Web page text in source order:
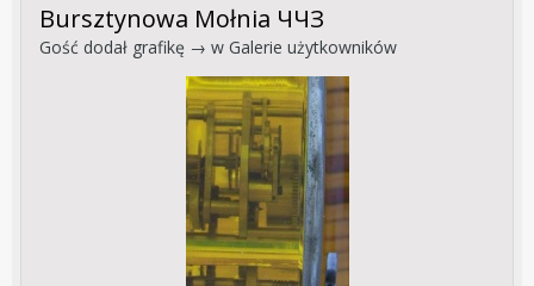
Bursztynowa Mołnia ЧЧЗ
Gość dodał grafikę → w Galerie użytkowników